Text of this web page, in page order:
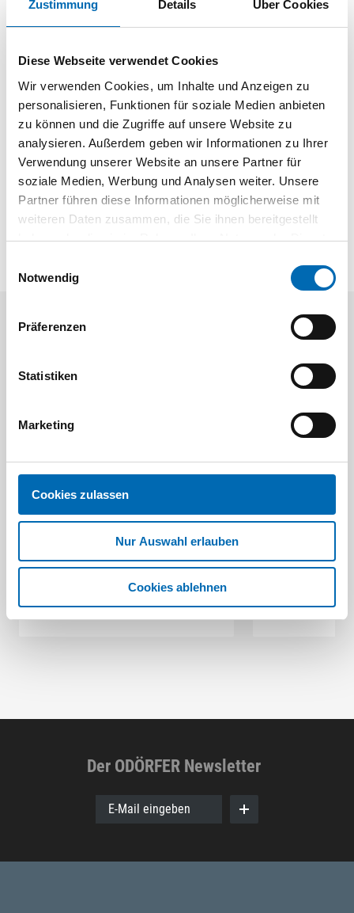
Zustimmung Details Über Cookies
Diese Webseite verwendet Cookies
Wir verwenden Cookies, um Inhalte und Anzeigen zu
personalisieren, Funktionen für soziale Medien anbieten
zu können und die Zugriffe auf unsere Website zu
analysieren. Außerdem geben wir Informationen zu Ihrer
Verwendung unserer Website an unsere Partner für
soziale Medien, Werbung und Analysen weiter. Unsere
Partner führen diese Informationen möglicherweise mit
weiteren Daten zusammen, die Sie ihnen bereitgestellt
haben oder die sie im Rahmen Ihrer Nutzung der Dienste
Notwendig
Präferenzen
Statistiken
Marketing
Cookies zulassen
Nur Auswahl erlauben
Cookies ablehnen
Technische Daten
Produktbeschreibung
Schmiedeeisen gehämmert, gerade Ausführung, mit
Zierspitze, Oberfläche verzinkt, schwarz
kunststoffbeschichtet.. Maß b: Ø 16 mm. Maß c 45 mm.
Materialstärke: 6,00 mm. Schraubloch-Ø: Ø 9 mm / 11 x 11
mm
Aktuelle Angebote
Bit-
Der ODÖRFER Newsletter
E-Mail eingeben